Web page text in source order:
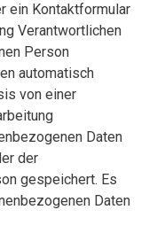
ein Kontaktformular
Verantwortlichen
Person
automatisch
von einer
Daten
der
gespeichert. Es
Daten